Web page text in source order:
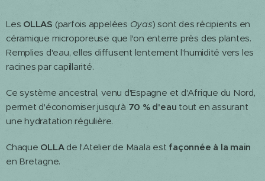
Les OLLAS (parfois appelées Oyas) sont des récipients en
céramique microporeuse que l'on enterre près des plantes.
Remplies d'eau, elles diffusent lentement l'humidité vers les
racines par capillarité.
Ce système ancestral, venu d'Espagne et d'Afrique du Nord,
permet d'économiser jusqu'à 70 % d'eau tout en assurant
une hydratation régulière.
Chaque OLLAde l'Atelier de Maala est façonnée à la main
en Bretagne.